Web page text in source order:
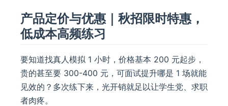
产品定价与优惠｜秋招限时特惠，
低成本高频练习
要知道找真人模拟 1 小时，价格基本 200 元起步，
贵的甚至要 300-400 元，可面试提升哪是 1 场就能
见效的？多次练下来，光开销就足以让学生党、求职
者肉疼。